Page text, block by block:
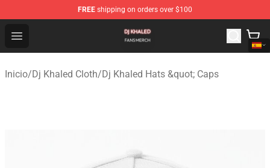
FREE shipping on orders over $100
Open menu
Dj Khaled Shop - Official Dj Khaled Merchandise Store
Inicio/Dj Khaled Cloth/Dj Khaled Hats &quot; Caps